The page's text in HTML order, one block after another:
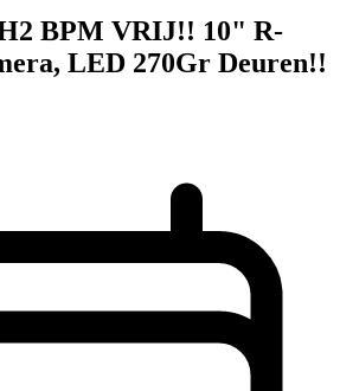
BPM VRIJ!! 10" R-
LED 270Gr Deuren!!